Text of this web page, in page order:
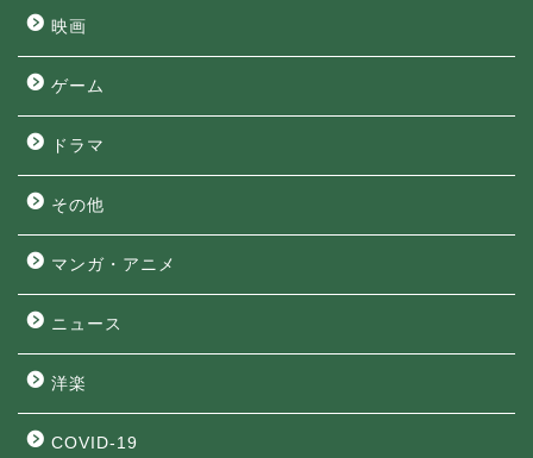
映画
ゲーム
ドラマ
その他
マンガ・アニメ
ニュース
洋楽
COVID-19